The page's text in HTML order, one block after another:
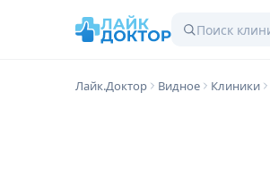
Лайк.Доктор Видное Клиники